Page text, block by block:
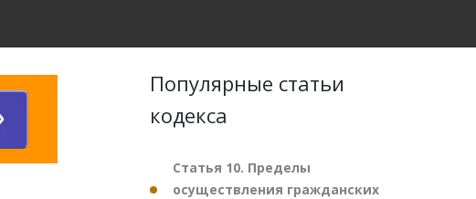
Популярные статьи
кодекса
Статья 10. Пределы
осуществления гражданских